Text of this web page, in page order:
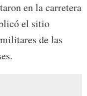
en la carretera
el sitio
de las